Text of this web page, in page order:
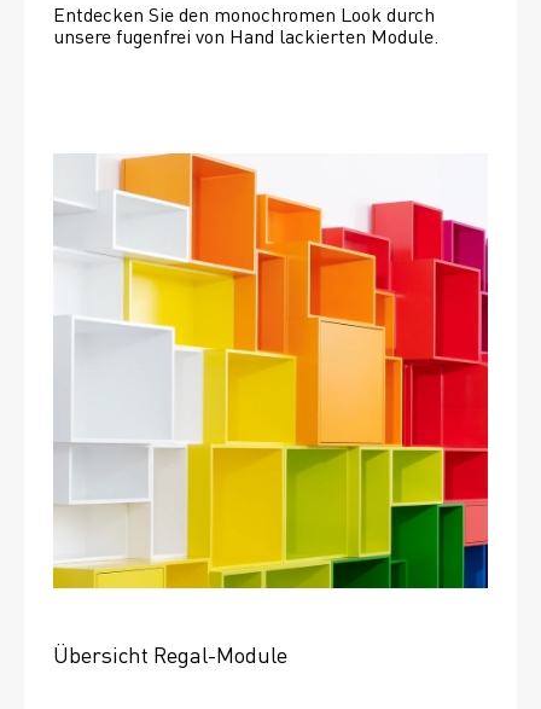
Entdecken Sie den monochromen Look durch
unsere fugenfrei von Hand lackierten Module.
Übersicht Regal-Module